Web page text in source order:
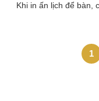
Khi in ấn lịch để bàn,
1